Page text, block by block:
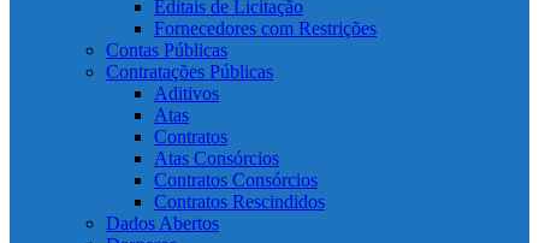
Editais de Licitação
Fornecedores com Restrições
Contas Públicas
Contratações Públicas
Aditivos
Atas
Contratos
Atas Consórcios
Contratos Consórcios
Contratos Rescindidos
Dados Abertos